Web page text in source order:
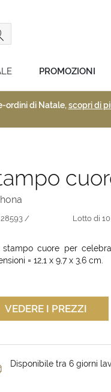
PROMOZIONI
ordini di Natale, scopri di
28593 / Lotto di 10
stampo cuore per
= 12,1 x 9,7 x 3,6 cm.
VEDERE I PREZZI
Disponibile tra 6 giorni